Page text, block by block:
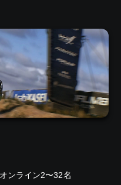
ンライン2〜32名